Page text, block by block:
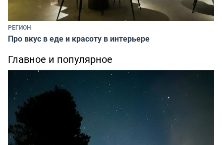
РЕГИОН
Про вкус в еде и красоту в интерьере
Главное и популярное